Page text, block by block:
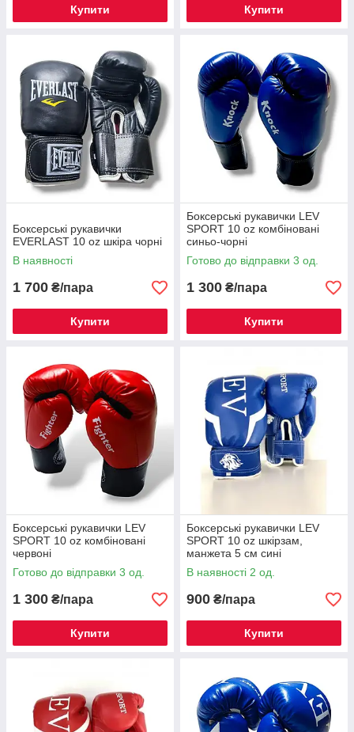
Купити Купити
Боксерські рукавички
EVERLAST 10 oz шкіра чорні
В наявності
1 700 ₴/пара
Купити
Боксерські рукавички LEV
SPORT 10 oz комбіновані
синьо-чорні
Готово до відправки 3 од.
1 300 ₴/пара
Купити
Боксерські рукавички LEV
SPORT 10 oz комбіновані
червоні
Готово до відправки 3 од.
1 300 ₴/пара
Купити
Боксерські рукавички LEV
SPORT 10 oz шкірзам,
манжета 5 см сині
В наявності 2 од.
900 ₴/пара
Купити